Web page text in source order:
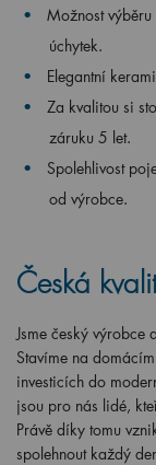
Možnost
úchytek.
Elegantní
Za kvalitou si
záruku 5 let.
Spolehlivost
od výrobce.
Česká
Jsme český výrobce a
Stavíme na
investicích do
jsou pro nás lidé,
Právě díky tomu
spolehnout každý